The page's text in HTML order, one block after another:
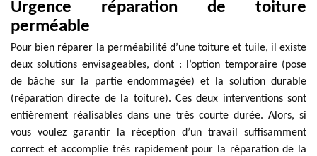
Urgence réparation de toiture
perméable
Pour bien réparer la perméabilité d’une toiture et tuile, il existe
deux solutions envisageables, dont : l’option temporaire (pose
de bâche sur la partie endommagée) et la solution durable
(réparation directe de la toiture). Ces deux interventions sont
entièrement réalisables dans une très courte durée. Alors, si
vous voulez garantir la réception d’un travail suffisamment
correct et accomplie très rapidement pour la réparation de la